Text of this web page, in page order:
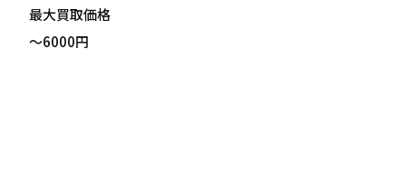
サイズ0 買い取りました！
最大買取価格
～6000円